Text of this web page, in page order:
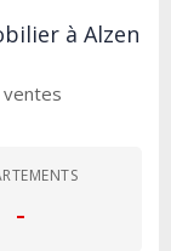
à Alzen
-